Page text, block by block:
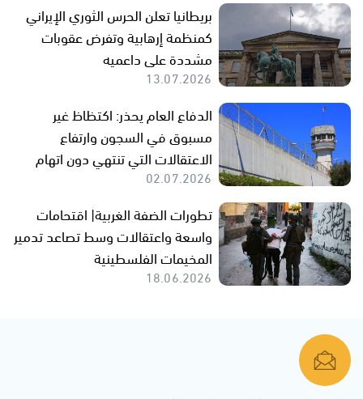
بريطانيا تعلن الحرس الثوري الإيراني
كمنظمة إرهابية وتفرض عقوبات
مشددة على داعميه
13.07.2026
الدفاع العام يحذر: اكتظاظ غير
مسبوق في السجون وارتفاع
الاعتقالات التي تنتهي دون اتهام
02.07.2026
تطورات الضفة الغربية| اقتحامات
واسعة واعتقالات وسط تصاعد تدمير
المخيمات الفلسطينية
18.06.2026